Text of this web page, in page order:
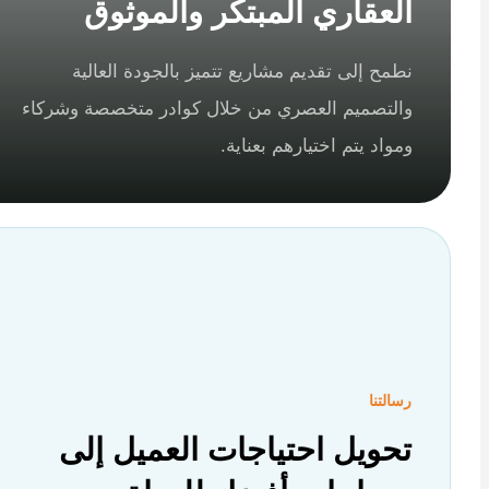
العقاري المبتكر والموثوق
نطمح إلى تقديم مشاريع تتميز بالجودة العالية
والتصميم العصري من خلال كوادر متخصصة وشركاء
ومواد يتم اختيارهم بعناية.
تحويل احتياجات العميل إلى